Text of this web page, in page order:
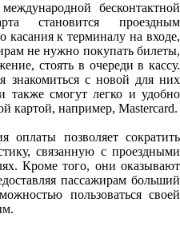
бесконтактной
становится проездным
касания к терминалу на входе,
не нужно покупать билеты,
стоять в очереди в кассу.
знакомиться с новой для них
также смогут легко и удобно
картой, например, Mastercard.
оплаты позволяет сократить
связанную с проездными
Кроме того, они оказывают
пассажирам больший
пользоваться своей